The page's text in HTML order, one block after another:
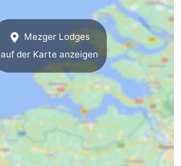
Mezger Lodges
auf der Karte anzeigen